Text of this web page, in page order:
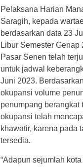
Pelaksana Harian
Saragih, kepada
berdasarkan data 23
Libur Semester
Pasar Senen telah
untuk jadwal
Juni 2023.
okupansi volume
penumpang berangkat
okupansi telah
khawatir, karena pada
tersedia.
“Adapun sejumlah